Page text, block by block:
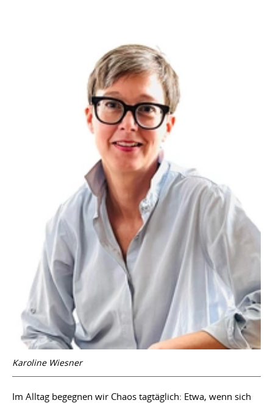
Karoline Wiesner
Im Alltag begegnen wir Chaos tagtäglich: Etwa, wenn sich